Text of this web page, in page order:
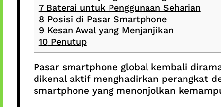
7Baterai untuk Penggunaan Seharian
8 Posisi di Pasar Smartphone
9 Kesan Awal yang Menjanjikan
10Penutup
Pasar smartphone global kembali
dikenal aktif menghadirkan perangkat
smartphone yang menonjolkan